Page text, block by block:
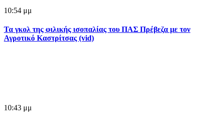
10:54 μμ
Τα γκολ της φιλικής ισοπαλίας του ΠΑΣ Πρέβεζα με τον
Αγροτικό Καστρίτσας (vid)
10:43 μμ